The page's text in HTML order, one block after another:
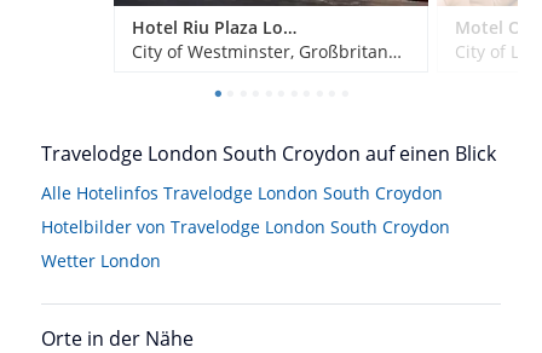
Hotel Riu Plaza London Victoria
City of Westminster, Großbritannien
City of
Travelodge London South Croydon auf einen Blick
Alle Hotelinfos Travelodge London South Croydon
Hotelbilder von Travelodge London South Croydon
Wetter London
Orte in der Nähe